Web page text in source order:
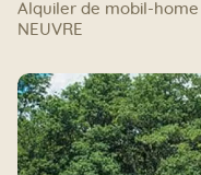
Alquiler de mobil-home
NEUVRE